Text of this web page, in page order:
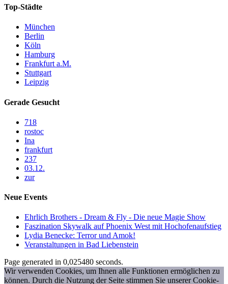
Top-Städte
München
Berlin
Köln
Hamburg
Frankfurt a.M.
Stuttgart
Leipzig
Gerade Gesucht
718
rostoc
Ina
frankfurt
237
03.12.
zur
Neue Events
Ehrlich Brothers - Dream & Fly - Die neue Magie Show
Faszination Skywalk auf Phoenix West mit Hochofenaufstieg
Lydia Benecke: Terror und Amok!
Veranstaltungen in Bad Liebenstein
Page generated in 0,025480 seconds.
Wir verwenden Cookies, um Ihnen alle Funktionen ermöglichen zu
können. Durch die Nutzung der Seite stimmen Sie unserer Cookie-